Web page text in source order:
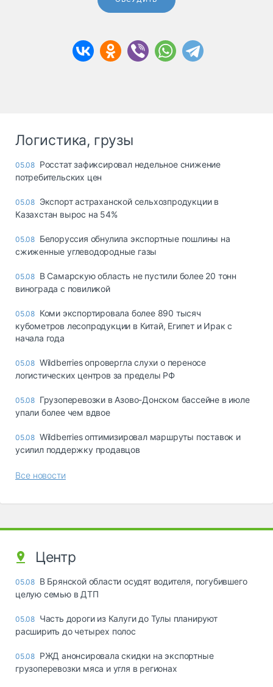
Логистика, грузы
05.08 Росстат зафиксировал недельное снижение
потребительских цен
05.08 Экспорт астраханской сельхозпродукции в
Казахстан вырос на 54%
05.08 Белоруссия обнулила экспортные пошлины на
сжиженные углеводородные газы
05.08 В Самарскую область не пустили более 20 тонн
винограда с повиликой
05.08 Коми экспортировала более 890 тысяч
кубометров лесопродукции в Китай, Египет и Ирак с
начала года
05.08 Wildberries опровергла слухи о переносе
логистических центров за пределы РФ
05.08 Грузоперевозки в Азово-Донском бассейне в июле
упали более чем вдвое
05.08 Wildberries оптимизировал маршруты поставок и
усилил поддержку продавцов
Все новости
Центр
05.08 В Брянской области осудят водителя, погубившего
целую семью в ДТП
05.08 Часть дороги из Калуги до Тулы планируют
расширить до четырех полос
05.08 РЖД анонсировала скидки на экспортные
грузоперевозки мяса и угля в регионах